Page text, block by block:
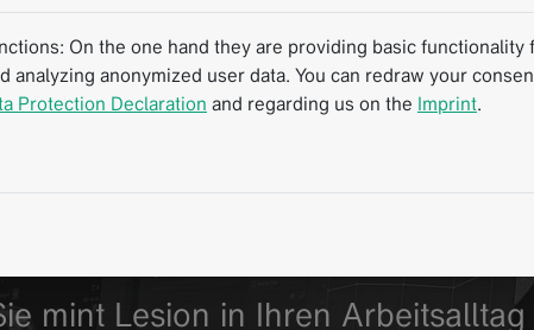
North America
mint Lesion in Ihren
On the one hand they are providing basic
anonymized user data. You can redraw your
Protection Declaration and regarding us on the Imprint.